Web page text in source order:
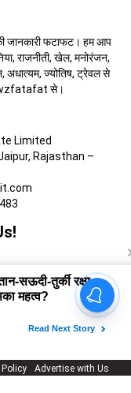
जानकारी फटाफट। हम आप
राजनीती, खेल, मनोरंजन,
अधात्यम, ज्योतिष, ट्रेवल से
से।
Limited
Rajasthan –
Private Limited
Advertise with Us